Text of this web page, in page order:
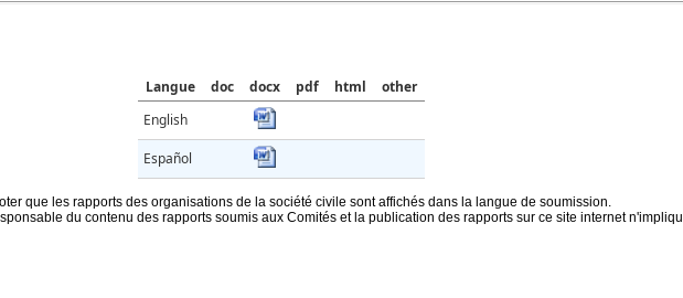
Langue doc docx pdf html
other
English
Español
que les rapports des organisations de la société civile sont affichés dans la langue de soumission.
du contenu des rapports soumis aux Comités et la publication des rapports sur ce site internet n'impliqu